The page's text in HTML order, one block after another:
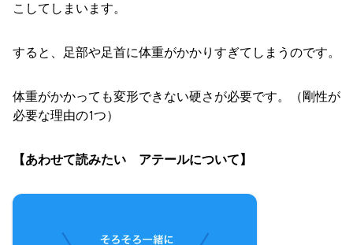
こしてしまいます。
すると、足部や足首に体重がかかりすぎてしまうのです。
体重がかかっても変形できない硬さが必要です。（剛性が
必要な理由の1つ）
【あわせて読みたい アテールについて】